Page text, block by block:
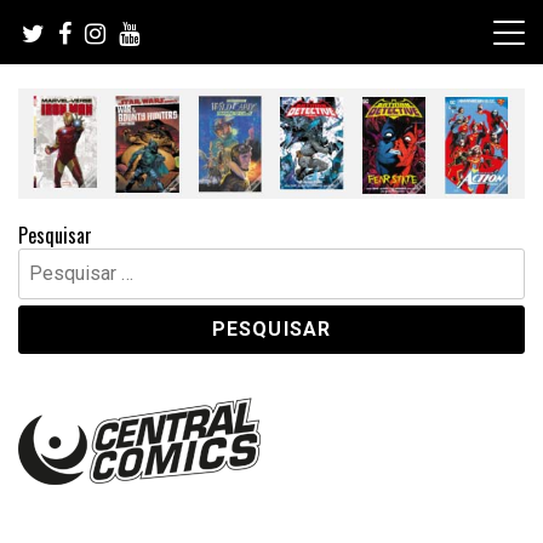
content
Pesquisar
Pesquisar
por: